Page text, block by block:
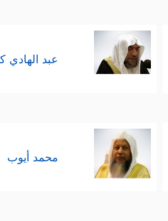
عبد الهادي
محمد أيوب